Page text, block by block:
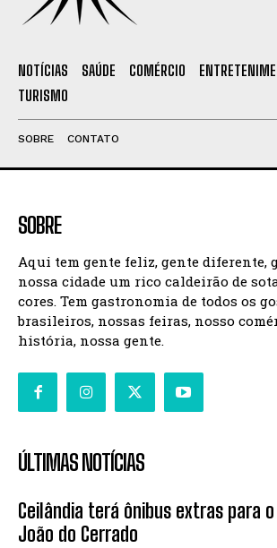
NOTÍCIAS SAÚDE COMÉRCIO
TURISMO
SOBRE CONTATO
SOBRE
Aqui tem gente feliz, gente diferente,
nossa cidade um rico caldeirão de
cores. Tem gastronomia de todos os
brasileiros, nossas feiras, nosso
história, nossa gente.
ÚLTIMAS NOTÍCIAS
Ceilândia terá ônibus extras para
João do Cerrado